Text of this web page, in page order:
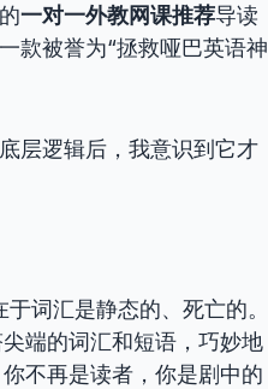
一对一外教网课推荐导读
款被誉为“拯救哑巴英语神
层逻辑后，我意识到它才
词汇是静态的、死亡的。
端的词汇和短语，巧妙地
不再是读者，你是剧中的